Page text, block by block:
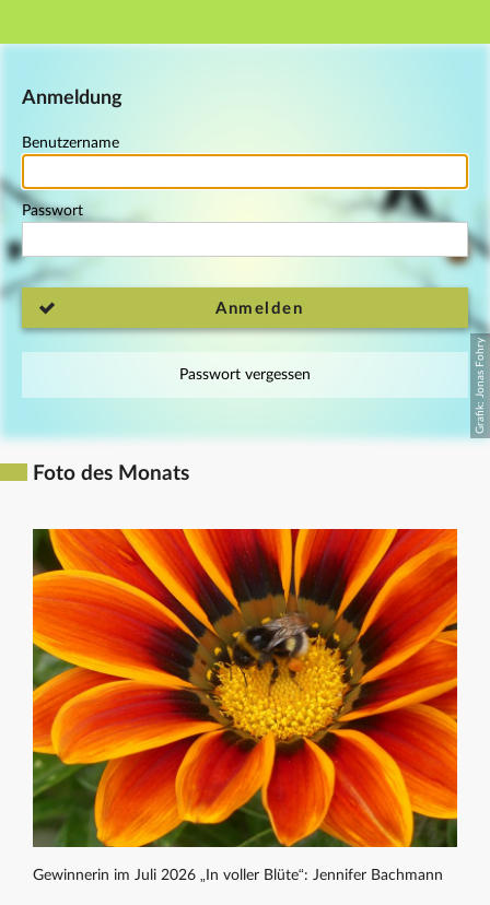
Hauptnavigation
Anmeldung
Benutzername
Passwort
Anmelden
Passwort vergessen
Foto des Monats
Gewinnerin im Juli 2026 „In voller Blüte“: Jennifer Bachmann